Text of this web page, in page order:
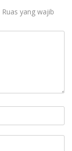
Ruas yang wajib